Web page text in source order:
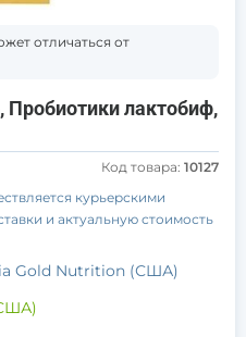
отличаться от
лактобиф,
Код товара: 10127
курьерскими
и актуальную стоимость
Gold Nutrition (США)